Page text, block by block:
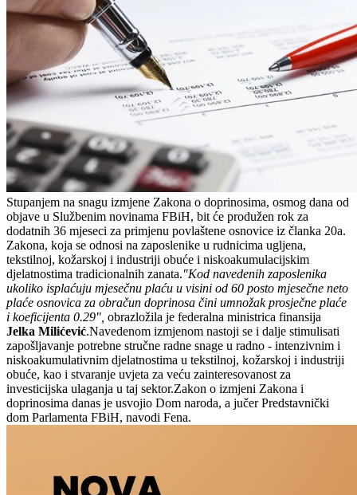
Stupanjem na snagu izmjene Zakona o doprinosima, osmog dana od
objave u Službenim novinama FBiH, bit će produžen rok za
dodatnih 36 mjeseci za primjenu povlaštene osnovice iz članka 20a.
Zakona, koja se odnosi na zaposlenike u rudnicima ugljena,
tekstilnoj, kožarskoj i industriji obuće i niskoakumulacijskim
djelatnostima tradicionalnih zanata."Kod navedenih zaposlenika
ukoliko isplaćuju mjesečnu plaću u visini od 60 posto mjesečne neto
plaće osnovica za obračun doprinosa čini umnožak prosječne plaće
i koeficijenta 0.29", obrazložila je federalna ministrica finansija
Jelka Milićević.Navedenom izmjenom nastoji se i dalje stimulisati
zapošljavanje potrebne stručne radne snage u radno - intenzivnim i
niskoakumulativnim djelatnostima u tekstilnoj, kožarskoj i industriji
obuće, kao i stvaranje uvjeta za veću zainteresovanost za
investicijska ulaganja u taj sektor.Zakon o izmjeni Zakona i
doprinosima danas je usvojio Dom naroda, a jučer Predstavnički
dom Parlamenta FBiH, navodi Fena.